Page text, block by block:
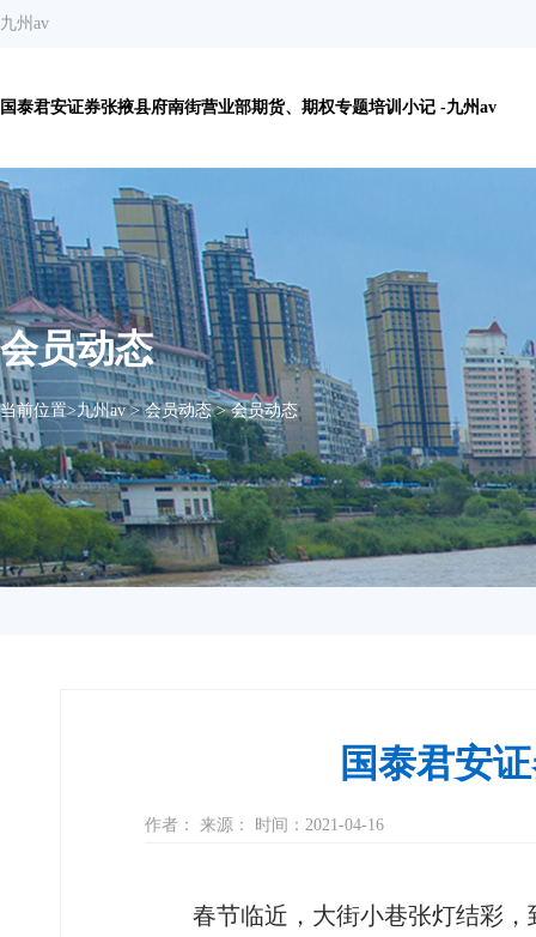
九州av
国泰君安证券张掖县府南街营业部期货、期权专题培训小记 -九州av
会员动态
当前位置>九州av>会员动态>会员动态
国泰君安
作者： 来源： 时间：2021-04-16
春节临近，大街小巷张灯结彩，